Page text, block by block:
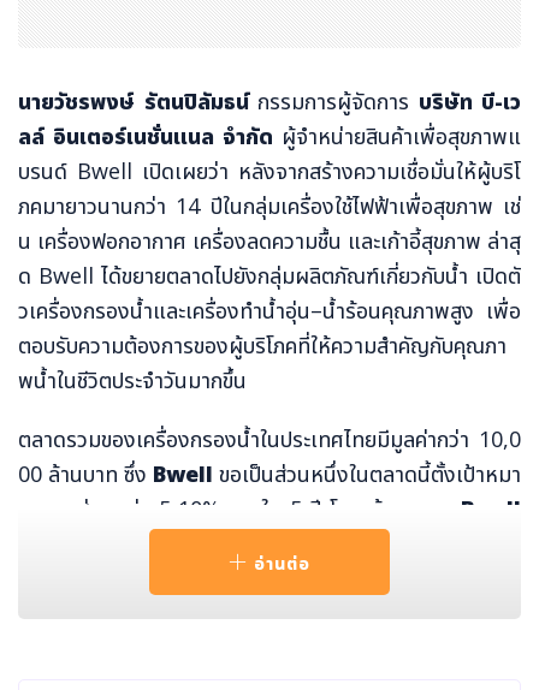
นายวัชรพงษ์ รัตนปิลัมธน์กรรมการผู้จัดการ บริษัท บี-เว
ลล์ อินเตอร์เนชั่นแนล จำกัด ผู้จำหน่ายสินค้าเพื่อสุขภาพแ
บรนด์ Bwell เปิดเผยว่า หลังจากสร้างความเชื่อมั่นให้ผู้บริโ
ภคมายาวนานกว่า 14 ปีในกลุ่มเครื่องใช้ไฟฟ้าเพื่อสุขภาพ เช่
น เครื่องฟอกอากาศ เครื่องลดความชื้น และเก้าอี้สุขภาพ ล่าสุ
ด Bwell ได้ขยายตลาดไปยังกลุ่มผลิตภัณฑ์เกี่ยวกับน้ำ เปิดตั
วเครื่องกรองน้ำและเครื่องทำน้ำอุ่น–น้ำร้อนคุณภาพสูง เพื่อ
ตอบรับความต้องการของผู้บริโภคที่ให้ความสำคัญกับคุณภา
พน้ำในชีวิตประจำวันมากขึ้น
ตลาดรวมของเครื่องกรองน้ำในประเทศไทยมีมูลค่ากว่า 10,0
00 ล้านบาท ซึ่ง Bwell ขอเป็นส่วนหนึ่งในตลาดนี้ตั้งเป้าหมา
ยครองส่วนแบ่ง 5-10% ภายใน 5 ปี โดยเน้นจุดขาย Bwell
ยืนหนึ่งเรื่องการกรอง
เพื่อสร้างการจดจำในหมู่ผู้บริโภค ทั้
เครื่องกรองน้ำดื่ม
กรองทั้ง UF, UV และ RO เพื่อให้ผู้บริโภคเลือกใช้ตามคุณภ
อ่านต่อ